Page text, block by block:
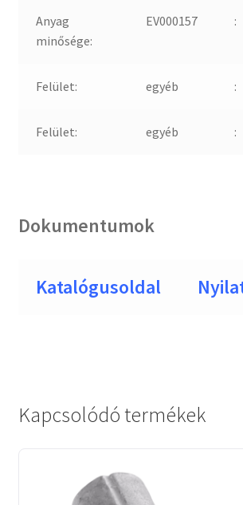
Anyag
minősége:
EV000157 :
Felület: egyéb :
Felület: egyéb :
Dokumentumok
Katalógusoldal
Kapcsolódó termékek